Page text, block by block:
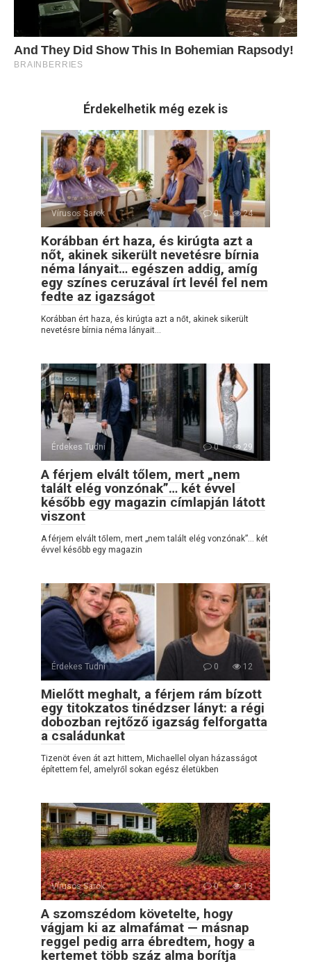
Érdekelhetik még ezek is
Vírusos Sarok 0 24
Korábban ért haza, és kirúgta azt a
nőt, akinek sikerült nevetésre bírnia
néma lányait… egészen addig, amíg
egy színes ceruzával írt levél fel nem
fedte az igazságot
Korábban ért haza, és kirúgta azt a nőt, akinek sikerült
nevetésre bírnia néma lányait…
Érdekes Tudni 0 29
A férjem elvált tőlem, mert „nem
talált elég vonzónak”… két évvel
később egy magazin címlapján látott
viszont
A férjem elvált tőlem, mert „nem talált elég vonzónak”… két
évvel később egy magazin
Érdekes Tudni 0 12
Mielőtt meghalt, a férjem rám bízott
egy titokzatos tinédzser lányt: a régi
dobozban rejtőző igazság felforgatta
a családunkat
Tizenöt éven át azt hittem, Michaellel olyan házasságot
építettem fel, amelyről sokan egész életükben
Vírusos Sarok 0 13
A szomszédom követelte, hogy
vágjam ki az almafámat — másnap
reggel pedig arra ébredtem, hogy a
kertemet több száz alma borítja